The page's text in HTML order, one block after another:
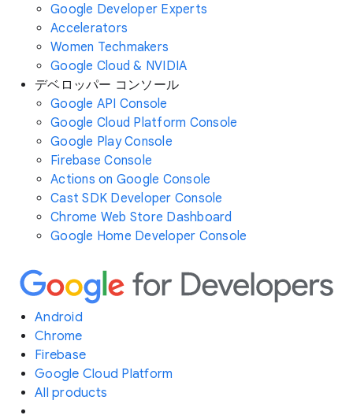
Google Developer Experts
Accelerators
Women Techmakers
Google Cloud & NVIDIA
デベロッパー コンソール
Google API Console
Google Cloud Platform Console
Google Play Console
Firebase Console
Actions on Google Console
Cast SDK Developer Console
Chrome Web Store Dashboard
Google Home Developer Console
Android
Chrome
Firebase
Google Cloud Platform
All products